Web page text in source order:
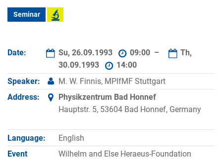
Seminar
Date: Su, 26.09.1993 09:00 –
Th,
30.09.1993
14:00
Speaker:
M. W. Finnis, MPIfMF Stuttgart
Address:
Physikzentrum Bad Honnef
Hauptstr. 5, 53604 Bad Honnef, Germany
Language:
English
Event
Wilhelm and Else Heraeus-Foundation